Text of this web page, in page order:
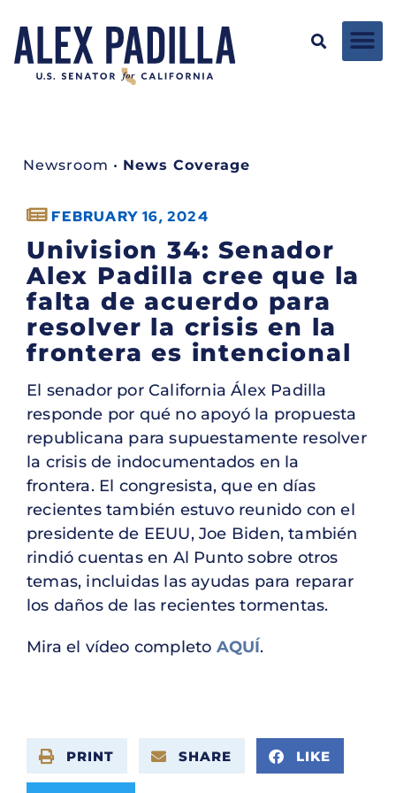
Newsroom • News Coverage
FEBRUARY 16, 2024
Univision 34: Senador
Alex Padilla cree que la
falta de acuerdo para
resolver la crisis en la
frontera es intencional
El senador por California Álex Padilla
responde por qué no apoyó la propuesta
republicana para supuestamente resolver
la crisis de indocumentados en la
frontera. El congresista, que en días
recientes también estuvo reunido con el
presidente de EEUU, Joe Biden, también
rindió cuentas en Al Punto sobre otros
temas, incluidas las ayudas para reparar
los daños de las recientes tormentas.
Mira el vídeo completo AQUÍ.
PRINT SHARE LIKE